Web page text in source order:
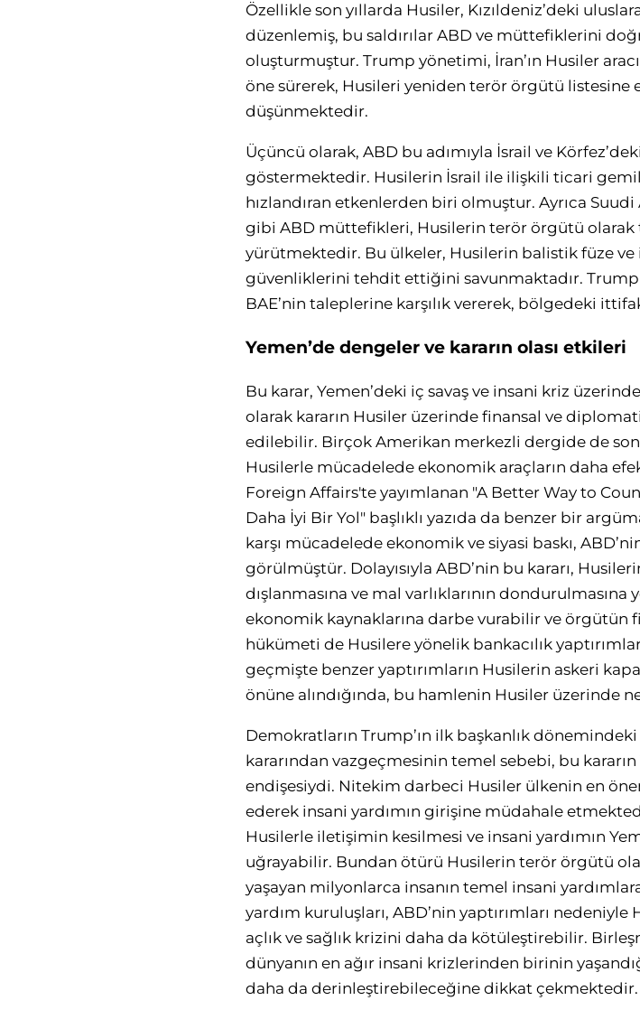
Özellikle son yıllarda Husiler, Kızıldeniz’deki
düzenlemiş, bu saldırılar ABD ve müttefiklerini
oluşturmuştur. Trump yönetimi, İran’ın Husiler
öne sürerek, Husileri yeniden terör örgütü listesine
düşünmektedir.
Üçüncü olarak, ABD bu adımıyla İsrail ve
göstermektedir. Husilerin İsrail ile ilişkili ticari
hızlandıran etkenlerden biri olmuştur. Ayrıca
gibi ABD müttefikleri, Husilerin terör örgütü olarak
yürütmektedir. Bu ülkeler, Husilerin balistik füze ve
güvenliklerini tehdit ettiğini savunmaktadır.
BAE’nin taleplerine karşılık vererek, bölgedeki
Yemen’de dengeler ve kararın olası etkileri
Bu karar, Yemen’deki iç savaş ve insani kriz
olarak kararın Husiler üzerinde finansal ve
edilebilir. Birçok Amerikan merkezli dergide de
Husilerle mücadelede ekonomik araçların daha
Foreign Affairs'te yayımlanan "A Better Way to
Daha İyi Bir Yol" başlıklı yazıda da benzer bir
karşı mücadelede ekonomik ve siyasi baskı,
görülmüştür. Dolayısıyla ABD’nin bu kararı,
dışlanmasına ve mal varlıklarının
ekonomik kaynaklarına darbe vurabilir ve örgütün
hükümeti de Husilere yönelik bankacılık
geçmişte benzer yaptırımların Husilerin askeri
önüne alındığında, bu hamlenin Husiler üzerinde
Demokratların Trump’ın ilk başkanlık
kararından vazgeçmesinin temel sebebi, bu
endişesiydi. Nitekim darbeci Husiler ülkenin en
ederek insani yardımın girişine müdahale
Husilerle iletişimin kesilmesi ve insani yardımın
uğrayabilir. Bundan ötürü Husilerin terör örgütü
yaşayan milyonlarca insanın temel insani
yardım kuruluşları, ABD’nin yaptırımları
açlık ve sağlık krizini daha da kötüleştirebilir.
dünyanın en ağır insani krizlerinden birinin
daha da derinleştirebileceğine dikkat çekmektedir.